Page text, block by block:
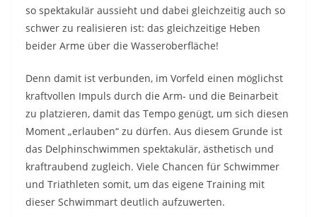
so spektakulär aussieht und dabei gleichzeitig auch so
schwer zu realisieren ist: das gleichzeitige Heben
beider Arme über die Wasseroberfläche!
Denn damit ist verbunden, im Vorfeld einen möglichst
kraftvollen Impuls durch die Arm- und die Beinarbeit
zu platzieren, damit das Tempo genügt, um sich diesen
Moment „erlauben“ zu dürfen. Aus diesem Grunde ist
das Delphinschwimmen spektakulär, ästhetisch und
kraftraubend zugleich. Viele Chancen für Schwimmer
und Triathleten somit, um das eigene Training mit
dieser Schwimmart deutlich aufzuwerten.